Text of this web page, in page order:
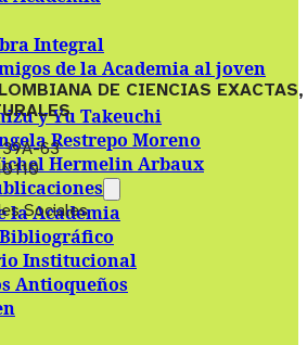
Integral
de la Academia al joven
y Yu Takeuchi
Restrepo Moreno
Hermelin Arbaux
la Academia
Institucional
Antioqueños
DE CIENCIAS EXACTAS,
39A-63
Sociales